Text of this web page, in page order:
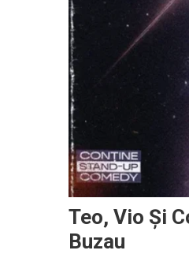
Teo, Vio Și
Buzau